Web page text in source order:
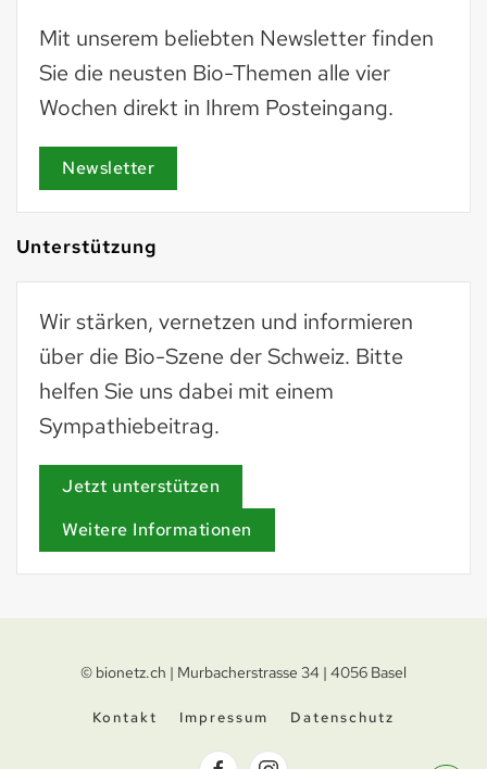
Mit unserem beliebten Newsletter finden
Sie die neusten Bio-Themen alle vier
Wochen direkt in Ihrem Posteingang.
Newsletter
Unterstützung
Wir stärken, vernetzen und informieren
über die Bio-Szene der Schweiz. Bitte
helfen Sie uns dabei mit einem
Sympathiebeitrag.
Jetzt unterstützen
Weitere Informationen
© bionetz.ch | Murbacherstrasse 34 | 4056 Basel
Kontakt Impressum Datenschutz